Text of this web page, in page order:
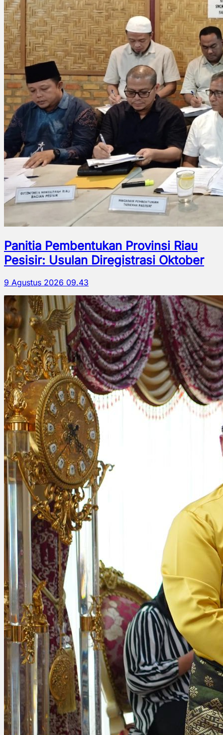
Panitia Pembentukan Provinsi Riau
Pesisir: Usulan Diregistrasi Oktober
9 Agustus 2026 09.43